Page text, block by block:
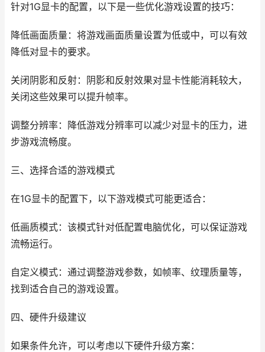
针对1G显卡的配置，以下是一些优化游戏设置的技巧：
降低画面质量：将游戏画面质量设置为低或中，可以有效
降低对显卡的要求。
关闭阴影和反射：阴影和反射效果对显卡性能消耗较大，
关闭这些效果可以提升帧率。
调整分辨率：降低游戏分辨率可以减少对显卡的压力，进
步游戏流畅度。
三、选择合适的游戏模式
在1G显卡的配置下，以下游戏模式可能更适合：
低画质模式：该模式针对低配置电脑优化，可以保证游戏
流畅运行。
自定义模式：通过调整游戏参数，如帧率、纹理质量等，
找到适合自己的游戏设置。
四、硬件升级建议
如果条件允许，可以考虑以下硬件升级方案：